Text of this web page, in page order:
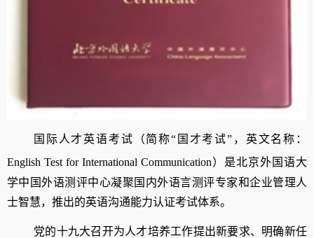
国际人才英语考试（简称“ 国才考试” ，英文名称：
English Test for International Communication）是北京外国语大
学中国外语测评中心凝聚国内外语言测评专家和企业管理人
士智慧， 推出的英语沟通能力认证考试体系。
党的十九大召开为人才培养工作提出新要求、明确新任